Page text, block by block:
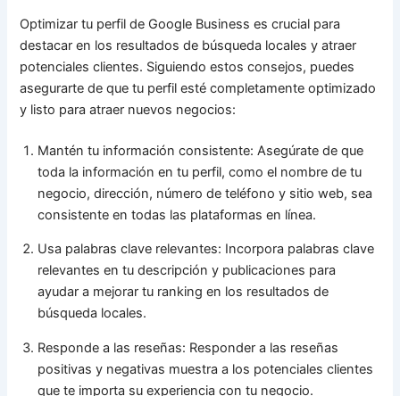
Optimizar tu perfil de Google Business es crucial para
destacar en los resultados de búsqueda locales y atraer
potenciales clientes. Siguiendo estos consejos, puedes
asegurarte de que tu perfil esté completamente optimizado
y listo para atraer nuevos negocios:
Mantén tu información consistente: Asegúrate de que
toda la información en tu perfil, como el nombre de tu
negocio, dirección, número de teléfono y sitio web, sea
consistente en todas las plataformas en línea.
Usa palabras clave relevantes: Incorpora palabras clave
relevantes en tu descripción y publicaciones para
ayudar a mejorar tu ranking en los resultados de
búsqueda locales.
Responde a las reseñas: Responder a las reseñas
positivas y negativas muestra a los potenciales clientes
que te importa su experiencia con tu negocio.